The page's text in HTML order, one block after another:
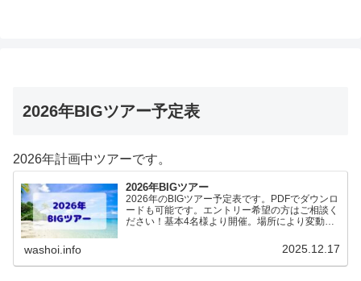
2026年BIGツアー予定表
2026年計画中ツアーです。
2026年BIGツアー
2026年のBIGツアー予定表です。PDFでダウンロ
ードも可能です。エントリー希望の方はご相談く
ださい！基本4名様より開催。場所により変動あ
（12.19更新）ダウンロードPDFでアップロード
washoi.info 2025.12.17